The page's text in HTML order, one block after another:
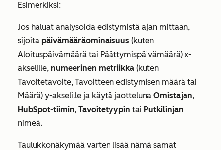
Esimerkiksi:
Jos haluat analysoida edistymistä ajan mittaan,
sijoita päivämääräominaisuus (kuten
Aloituspäivämäärä tai Päättymispäivämäärä) x-
akselille, numeerinen metriikka (kuten
Tavoitetavoite, Tavoitteen edistymisen määrä tai
Määrä) y-akselille ja käytä jaotteluna Omistajan,
HubSpot-tiimin, Tavoitetyypin tai Putkilinjan
nimeä.
Taulukkonäkymää varten lisää nämä samat